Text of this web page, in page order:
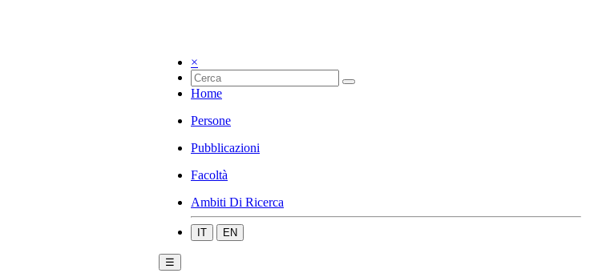
×
Home
Persone
Pubblicazioni
Facoltà
Ambiti Di Ricerca
IT EN
☰